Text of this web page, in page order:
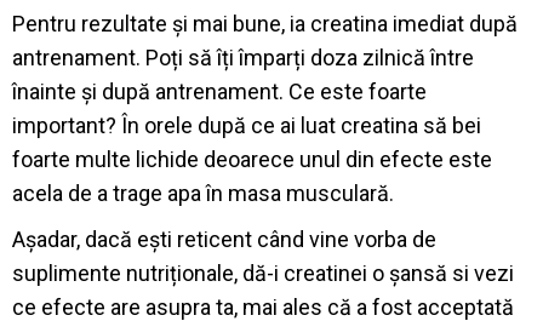
Pentru rezultate și mai bune, ia creatina imediat după
antrenament. Poți să îți împarți doza zilnică între
înainte și după antrenament. Ce este foarte
important? În orele după ce ai luat creatina să bei
foarte multe lichide deoarece unul din efecte este
acela de a trage apa în masa musculară.
Așadar, dacă ești reticent când vine vorba de
suplimente nutriționale, dă-i creatinei o șansă si vezi
ce efecte are asupra ta, mai ales că a fost acceptată